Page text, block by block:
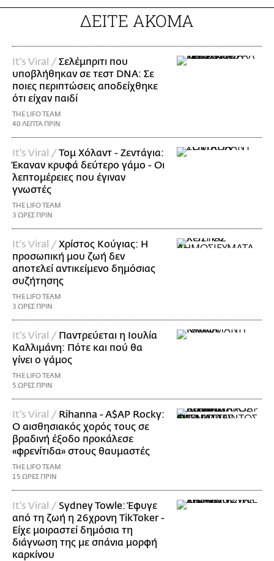
ΔΕΙΤΕ ΑΚΟΜΑ
It's Viral /Σελέμπριτι που
υποβλήθηκαν σε τεστ DNA: Σε
ποιες περιπτώσεις αποδείχθηκε
ότι είχαν παιδί
THE LIFO TEAM
40 ΛΕΠΤΑ ΠΡΙΝ
It's Viral /Τομ Χόλαντ - Ζεντάγια:
Έκαναν κρυφά δεύτερο γάμο - Οι
λεπτομέρειες που έγιναν
γνωστές
THE LIFO TEAM
3 ΩΡΕΣ ΠΡΙΝ
It's Viral /Χρίστος Κούγιας: Η
προσωπική μου ζωή δεν
αποτελεί αντικείμενο δημόσιας
συζήτησης
THE LIFO TEAM
3 ΩΡΕΣ ΠΡΙΝ
It's Viral / Παντρεύεται η Ιουλία
Καλλιμάνη: Πότε και πού θα
γίνει ο γάμος
THE LIFO TEAM
5 ΩΡΕΣ ΠΡΙΝ
It's Viral / Rihanna - A$AP Rocky:
Ο αισθησιακός χορός τους σε
βραδινή έξοδο προκάλεσε
«φρενίτιδα» στους θαυμαστές
THE LIFO TEAM
15 ΩΡΕΣ ΠΡΙΝ
It's Viral / Sydney Towle: Έφυγε
από τη ζωή η 26χρονη TikToker -
Είχε μοιραστεί δημόσια τη
διάγνωση της με σπάνια μορφή
καρκίνου